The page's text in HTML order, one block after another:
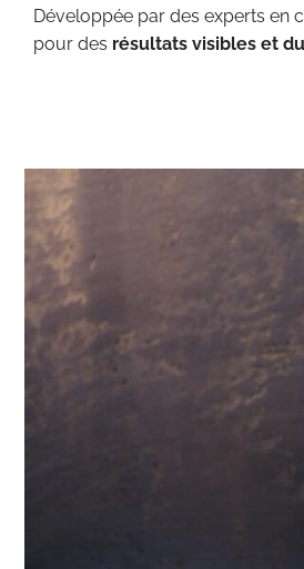
Développée par des experts en
pour des résultats visibles et